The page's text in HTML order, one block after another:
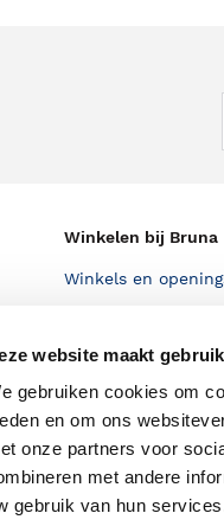
website maakt
gebruiken cookies om
en om ons
onze partners voor
met andere
gebruik van hun
Winkelen bij Bruna
Winkels en
Cadeaukaarten
Cadeauboxen
Staatsloterij
ING Servicepunten